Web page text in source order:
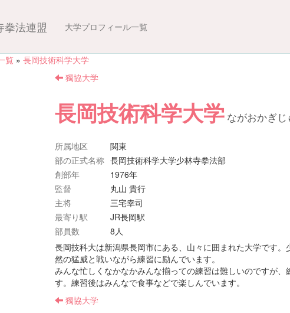
拳法連盟 大学プロフィール一覧
覧 » 長岡技術科学大学
獨協大学
長岡技術科学大学 ながおかぎじ
所属地区
関東
部の正式名称 長岡技術科学大学少林寺拳法部
創部年
1976年
監督
丸山 貴行
主将
三宅幸司
最寄り駅
JR長岡駅
部員数
8人
長岡技科大は新潟県長岡市にある、山々に囲まれた大学です
然の猛威と戦いながら練習に励んでいます。
みんな忙しくなかなかみんな揃っての練習は難しいのですが
す。練習後はみんなで食事などで楽しんでいます。
獨協大学